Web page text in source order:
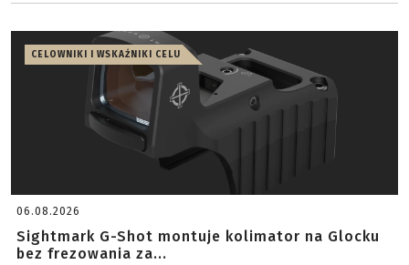
CELOWNIKI I WSKAŹNIKI CELU
06.08.2026
Sightmark G-Shot montuje kolimator na Glocku
bez frezowania za...